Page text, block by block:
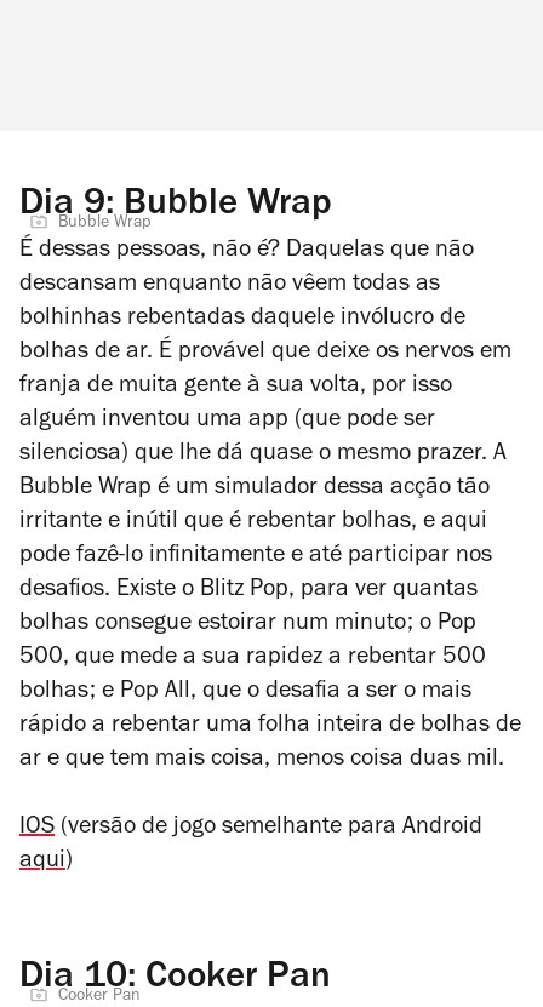
Dia 9: Bubble Wrap
Bubble Wrap
É dessas pessoas, não é? Daquelas que não
descansam enquanto não vêem todas as
bolhinhas rebentadas daquele invólucro de
bolhas de ar. É provável que deixe os nervos em
franja de muita gente à sua volta, por isso
alguém inventou uma app (que pode ser
silenciosa) que lhe dá quase o mesmo prazer. A
Bubble Wrap é um simulador dessa acção tão
irritante e inútil que é rebentar bolhas, e aqui
pode fazê-lo infinitamente e até participar nos
desafios. Existe o Blitz Pop, para ver quantas
bolhas consegue estoirar num minuto; o Pop
500, que mede a sua rapidez a rebentar 500
bolhas; e Pop All, que o desafia a ser o mais
rápido a rebentar uma folha inteira de bolhas de
ar e que tem mais coisa, menos coisa duas mil.
IOS (versão de jogo semelhante para Android
aqui)
Dia 10: Cooker Pan
Cooker Pan